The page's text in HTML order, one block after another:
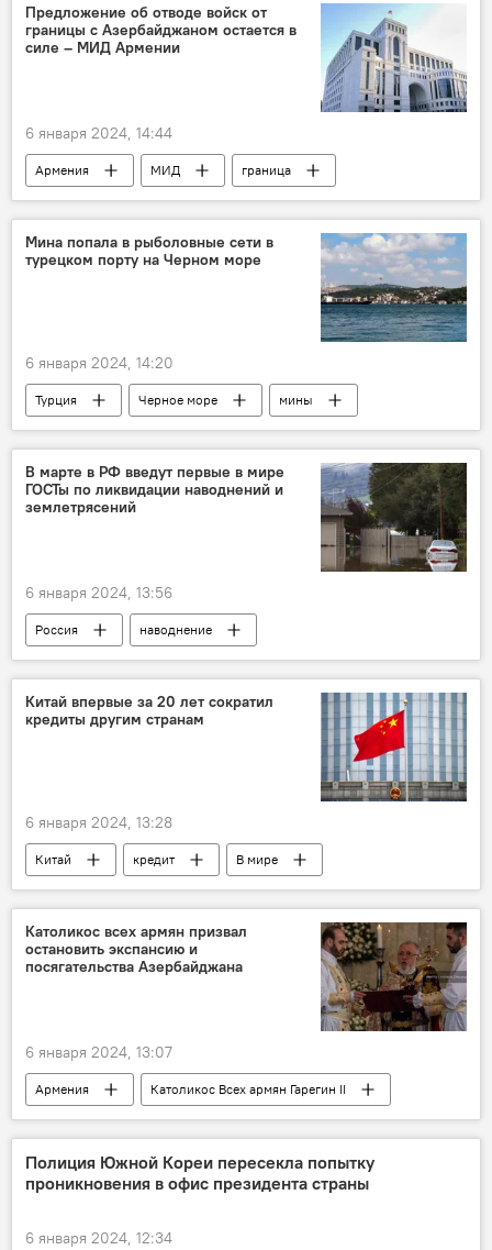
Предложение об отводе войск от
границы с Азербайджаном остается в
силе – МИД Армении
6 января 2024, 14:44
Армения МИД
граница
Политика
Новости Армения
Мина попала в рыболовные сети в
турецком порту на Черном море
6 января 2024, 14:20
Турция Черное море
мины
В мире
В марте в РФ введут первые в мире
ГОСТы по ликвидации наводнений и
землетрясений
6 января 2024, 13:56
Россия
наводнение
землетрясение
Китай впервые за 20 лет сократил
кредиты другим странам
6 января 2024, 13:28
Китай кредит В мире
Католикос всех армян призвал
остановить экспансию и
посягательства Азербайджана
6 января 2024, 13:07
Армения
Католикос Всех армян Гарегин II
Политика
Новости Армения
Полиция Южной Кореи пересекла попытку
проникновения в офис президента страны
6 января 2024, 12:34